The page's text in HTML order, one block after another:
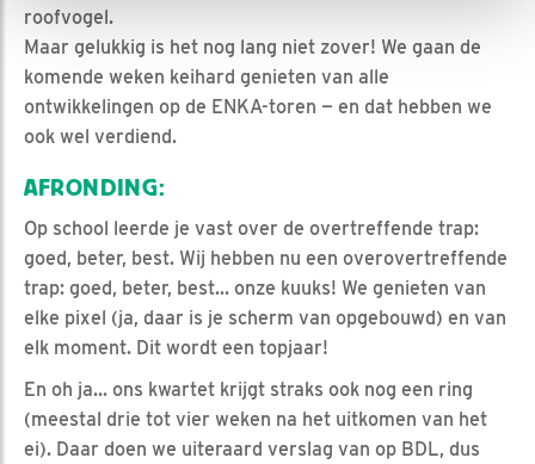
roofvogel.
Maar gelukkig is het nog lang niet zover! We gaan de
komende weken keihard genieten van alle
ontwikkelingen op de ENKA-toren — en dat hebben we
ook wel verdiend.
AFRONDING:
Op school leerde je vast over de overtreffende trap:
goed, beter, best. Wij hebben nu een overovertreffende
trap: goed, beter, best... onze kuuks! We genieten van
elke pixel (ja, daar is je scherm van opgebouwd) en van
elk moment. Dit wordt een topjaar!
En oh ja... ons kwartet krijgt straks ook nog een ring
(meestal drie tot vier weken na het uitkomen van het
ei). Daar doen we uiteraard verslag van op BDL, dus